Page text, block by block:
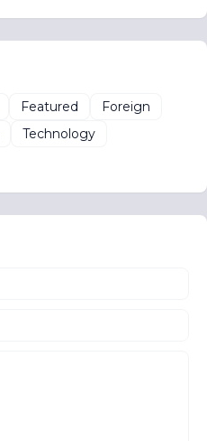
Featured
Foreign
Technology